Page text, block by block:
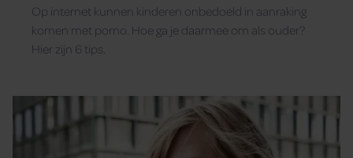
Op internet kunnen kinderen onbedoeld in aanraking
komen met porno. Hoe ga je daarmee om als ouder?
Hier zijn 6 tips.